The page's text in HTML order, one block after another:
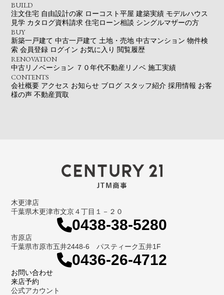
BUILD
注文住宅 自由設計の家 ローコスト平屋 建築実績 モデルハウス
見学 カタログ資料請求 住宅ローン相談 シングルマザーの方
BUY
新築一戸建て 中古一戸建て 土地・売地 中古マンション 物件検
索 会員登録 ログイン お気に入り 閲覧履歴
RENOVATION
中古リノベーション ７０年代不動産リノベ 施工実績
CONTENTS
会社概要 アクセス お知らせ ブログ スタッフ紹介 採用情報 お客
様の声 不動産買取
木更津店
千葉県木更津市文京４丁目１－２０
0438-38-5280
市原店
千葉県市原市五井2448-6 パスティーク五井1F
0436-26-4712
お問い合わせ
来店予約
公式アカウント